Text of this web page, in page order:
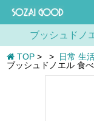
ブッシュドノ
TOP > > 日常 生
ブッシュドノエル 食